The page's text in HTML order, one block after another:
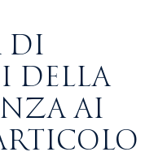
DI
DELLA
AI